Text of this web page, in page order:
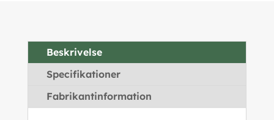
Beskrivelse
Specifikationer
Fabrikantinformation